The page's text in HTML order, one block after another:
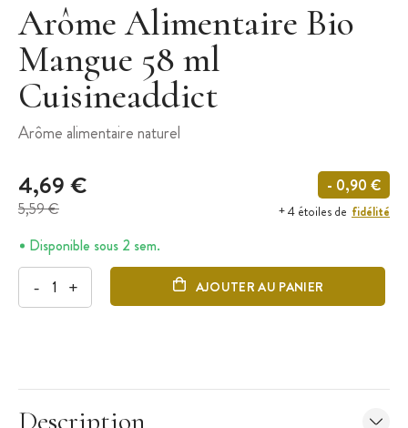
Arôme Alimentaire Bio
Mangue 58 ml
Cuisineaddict
Arôme alimentaire naturel
4,69 €
5,59 €
- 0,90 €
+ 4 étoiles de fidélité
Disponible sous 2 sem.
- + AJOUTER AU PANIER